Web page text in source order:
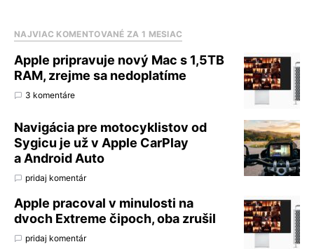
NAJVIAC KOMENTOVANÉ ZA 1 MESIAC
Apple pripravuje nový Mac s 1,5TB
RAM, zrejme sa nedoplatíme
3 komentáre
Navigácia pre motocyklistov od
Sygicu je už v Apple CarPlay
a Android Auto
pridaj komentár
Apple pracoval v minulosti na
dvoch Extreme čipoch, oba zrušil
pridaj komentár